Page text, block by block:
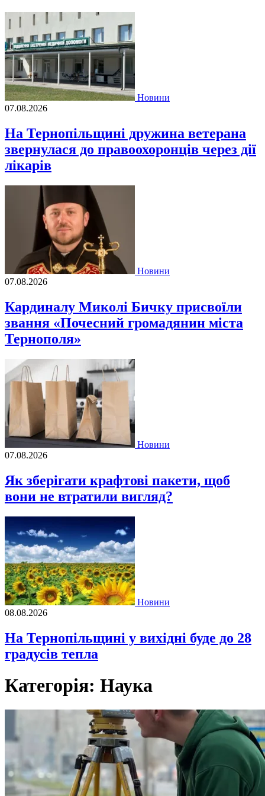
Новини
07.08.2026
На Тернопільщині дружина ветерана
звернулася до правоохоронців через дії
лікарів
Новини
07.08.2026
Кардиналу Миколі Бичку присвоїли
звання «Почесний громадянин міста
Тернополя»
Новини
07.08.2026
Як зберігати крафтові пакети, щоб
вони не втратили вигляд?
Новини
08.08.2026
На Тернопільщині у вихідні буде до 28
градусів тепла
Категорія: Наука